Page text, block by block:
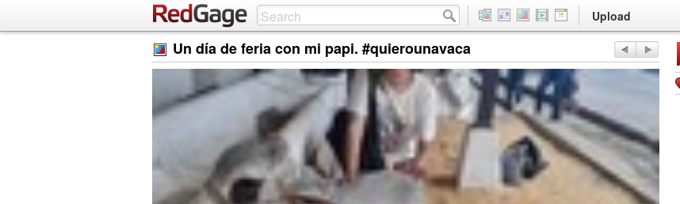
Upload
Un día de feria con mi papi. #quierounavaca